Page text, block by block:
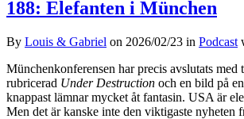
188: Elefanten i München
By Louis & Gabriel on 2026/02/23 in Podcast
Münchenkonferensen har precis avslutats med
rubricerad Under Destruction och en bild på
knappast lämnar mycket åt fantasin. USA är
Men det är kanske inte den viktigaste nyheten